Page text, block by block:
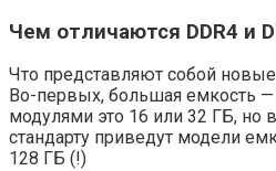
Чем отличаются DDR4 и
Что представляют собой
Во-первых, большая емкость
модулями это 16 или 32 ГБ, но
стандарту приведут модели
128 ГБ (!)